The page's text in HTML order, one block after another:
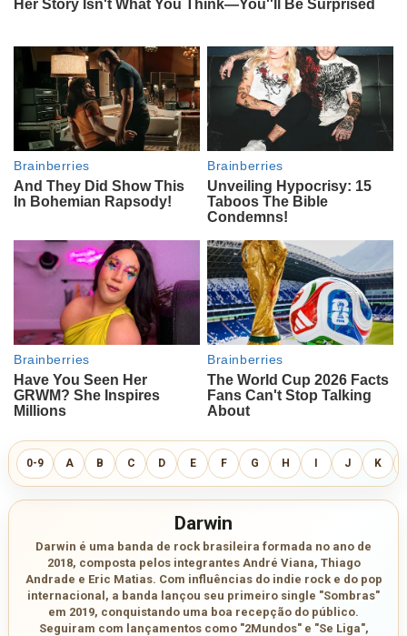
0-9 A B C D E F G H I J K
Darwin
Darwin é uma banda de rock brasileira formada no ano de
2018, composta pelos integrantes André Viana, Thiago
Andrade e Eric Matias. Com influências do indie rock e do pop
internacional, a banda lançou seu primeiro single "Sombras"
em 2019, conquistando uma boa recepção do público.
Seguiram com lançamentos como "2Mundos" e "Se Liga",